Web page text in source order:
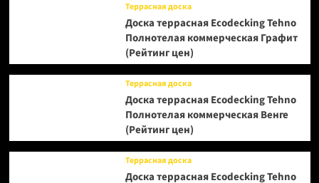
Террасная доска
Доска террасная Ecodecking Tehno
Полнотелая коммерческая Графит
(Рейтинг цен)
Террасная доска
Доска террасная Ecodecking Tehno
Полнотелая коммерческая Венге
(Рейтинг цен)
Террасная доска
Доска террасная Ecodecking Tehno